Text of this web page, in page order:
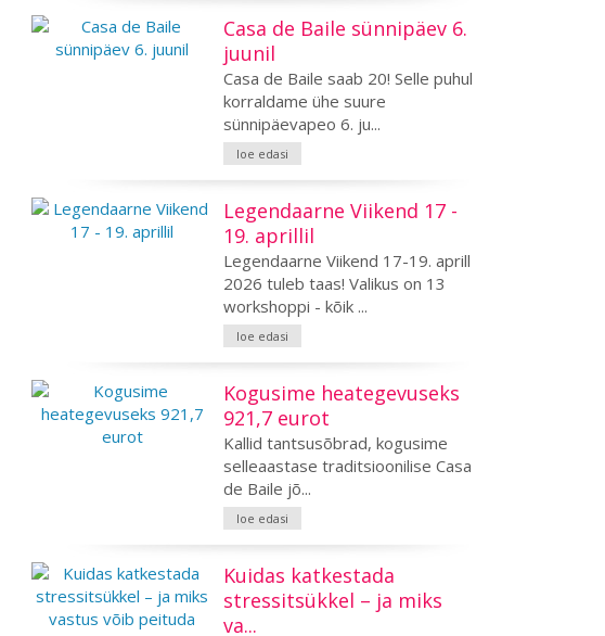
Casa de Baile sünnipäev 6.
juunil
Casa de Baile saab 20! Selle puhul
korraldame ühe suure
sünnipäevapeo 6. ju...
loe edasi
Legendaarne Viikend 17 -
19. aprillil
Legendaarne Viikend 17-19. aprill
2026 tuleb taas! Valikus on 13
workshoppi - kõik ...
loe edasi
Kogusime heategevuseks
921,7 eurot
Kallid tantsusõbrad, kogusime
selleaastase traditsioonilise Casa
de Baile jõ...
loe edasi
Kuidas katkestada
stressitsükkel – ja miks
va...